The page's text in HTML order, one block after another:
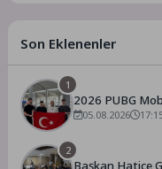
Son Eklenenler
1
2026 PUBG
Başlıyor
05.08.2026
2